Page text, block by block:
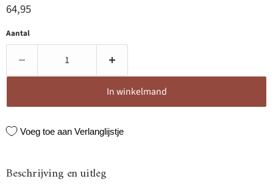
Huidige prijs
64,95
Aantal
In winkelmand
Voeg toe aan Verlanglijstje
Beschrijving en uitleg